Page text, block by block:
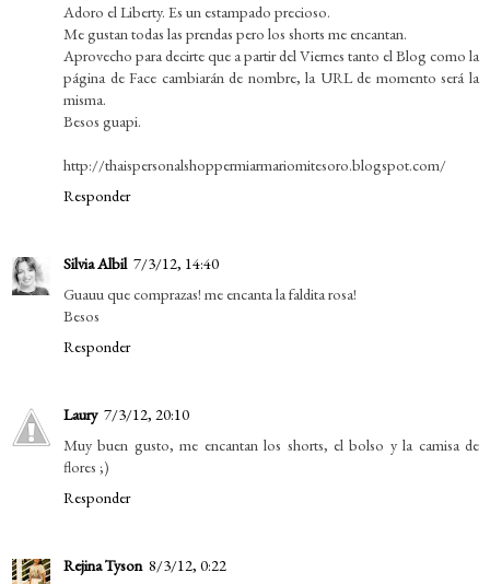
Adoro el Liberty. Es un estampado precioso.
Me gustan todas las prendas pero los shorts me encantan.
Aprovecho para decirte que a partir del Viernes tanto el Blog como la
página de Face cambiarán de nombre, la URL de momento será la
misma.
Besos guapi.
http://thaispersonalshoppermiarmariomitesoro.blogspot.com/
Responder
Silvia Albil 7/3/12, 14:40
Guauu que comprazas! me encanta la faldita rosa!
Besos
Responder
Laury 7/3/12, 20:10
Muy buen gusto, me encantan los shorts, el bolso y la camisa de
flores ;)
Responder
Rejina Tyson 8/3/12, 0:22